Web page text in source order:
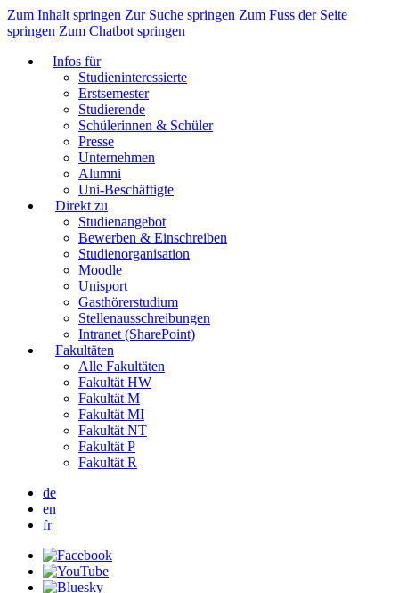
Zum Inhalt springen Zur Suche springen Zum Fuss der Seite
springen Zum Chatbot springen
Infos für
Studieninteressierte
Erstsemester
Studierende
Schülerinnen & Schüler
Presse
Unternehmen
Alumni
Uni-Beschäftigte
Direkt zu
Studienangebot
Bewerben & Einschreiben
Studienorganisation
Moodle
Unisport
Gasthörerstudium
Stellenausschreibungen
Intranet (SharePoint)
Fakultäten
Alle Fakultäten
Fakultät HW
Fakultät M
Fakultät MI
Fakultät NT
Fakultät P
Fakultät R
de
en
fr